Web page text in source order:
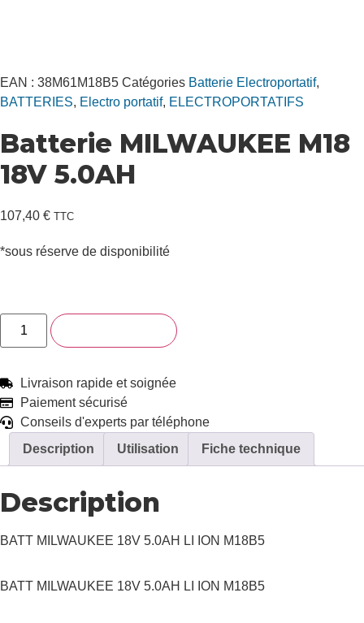
EAN : 38M61M18B5 Catégories Batterie Electroportatif,
BATTERIES, Electro portatif, ELECTROPORTATIFS
Batterie MILWAUKEE M18
18V 5.0AH
107,40 € TTC
*sous réserve de disponibilité
quantité
Batterie
18V
5.0AH
Livraison rapide et soignée
Paiement sécurisé
Conseils d'experts par téléphone
Description
Utilisation Fiche technique
Description
BATT MILWAUKEE 18V 5.0AH LI ION M18B5
BATT MILWAUKEE 18V 5.0AH LI ION M18B5